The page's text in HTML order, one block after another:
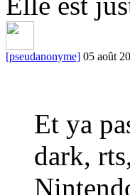
[pseudanonyme] 05 août
Et ya
dark,